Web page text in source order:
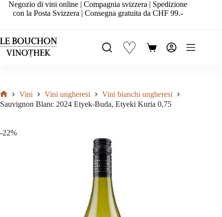
SaltaNegozio di vini online | Compagnia svizzera | Spedizione
con la Posta Svizzera | Consegna gratuita da CHF 99.-
♡ Carrello
Home
Vini Vini ungheresi
Vini bianchi ungheresi
Sauvignon Blanc 2024 Etyek-Buda, Etyeki Kuria 0,75
-22%